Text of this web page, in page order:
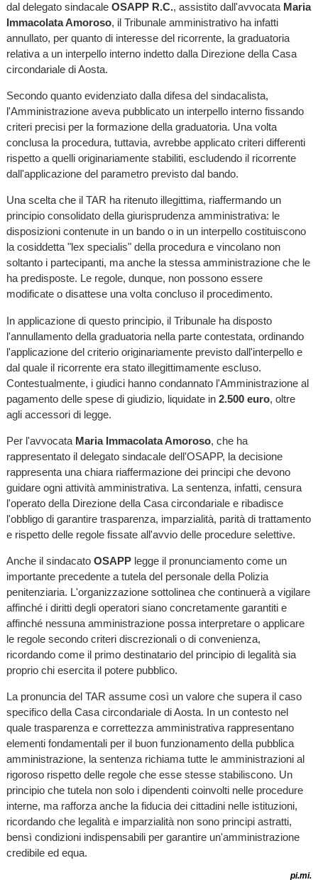
dal delegato sindacale OSAPP R.C., assistito dall'avvocata Maria
Immacolata Amoroso, il Tribunale amministrativo ha infatti
annullato, per quanto di interesse del ricorrente, la graduatoria
relativa a un interpello interno indetto dalla Direzione della Casa
circondariale di Aosta.
Secondo quanto evidenziato dalla difesa del sindacalista,
l'Amministrazione aveva pubblicato un interpello interno fissando
criteri precisi per la formazione della graduatoria. Una volta
conclusa la procedura, tuttavia, avrebbe applicato criteri differenti
rispetto a quelli originariamente stabiliti, escludendo il ricorrente
dall'applicazione del parametro previsto dal bando.
Una scelta che il TAR ha ritenuto illegittima, riaffermando un
principio consolidato della giurisprudenza amministrativa: le
disposizioni contenute in un bando o in un interpello costituiscono
la cosiddetta "lex specialis" della procedura e vincolano non
soltanto i partecipanti, ma anche la stessa amministrazione che le
ha predisposte. Le regole, dunque, non possono essere
modificate o disattese una volta concluso il procedimento.
In applicazione di questo principio, il Tribunale ha disposto
l'annullamento della graduatoria nella parte contestata, ordinando
l'applicazione del criterio originariamente previsto dall'interpello e
dal quale il ricorrente era stato illegittimamente escluso.
Contestualmente, i giudici hanno condannato l'Amministrazione al
pagamento delle spese di giudizio, liquidate in 2.500 euro, oltre
agli accessori di legge.
Per l'avvocata Maria Immacolata Amoroso, che ha
rappresentato il delegato sindacale dell'OSAPP, la decisione
rappresenta una chiara riaffermazione dei principi che devono
guidare ogni attività amministrativa. La sentenza, infatti, censura
l'operato della Direzione della Casa circondariale e ribadisce
l'obbligo di garantire trasparenza, imparzialità, parità di trattamento
e rispetto delle regole fissate all'avvio delle procedure selettive.
Anche il sindacato OSAPPlegge il pronunciamento come un
importante precedente a tutela del personale della Polizia
penitenziaria. L'organizzazione sottolinea che continuerà a vigilare
affinché i diritti degli operatori siano concretamente garantiti e
affinché nessuna amministrazione possa interpretare o applicare
le regole secondo criteri discrezionali o di convenienza,
ricordando come il primo destinatario del principio di legalità sia
proprio chi esercita il potere pubblico.
La pronuncia del TAR assume così un valore che supera il caso
specifico della Casa circondariale di Aosta. In un contesto nel
quale trasparenza e correttezza amministrativa rappresentano
elementi fondamentali per il buon funzionamento della pubblica
amministrazione, la sentenza richiama tutte le amministrazioni al
rigoroso rispetto delle regole che esse stesse stabiliscono. Un
principio che tutela non solo i dipendenti coinvolti nelle procedure
interne, ma rafforza anche la fiducia dei cittadini nelle istituzioni,
ricordando che legalità e imparzialità non sono principi astratti,
bensì condizioni indispensabili per garantire un'amministrazione
credibile ed equa.
pi.mi.